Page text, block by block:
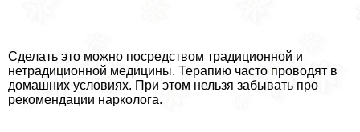
Сделать это можно посредством традиционной и
нетрадиционной медицины. Терапию часто проводят в
домашних условиях. При этом нельзя забывать про
рекомендации нарколога.